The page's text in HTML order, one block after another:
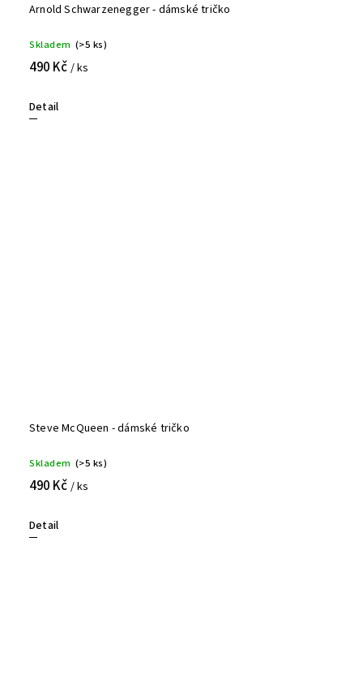
Arnold Schwarzenegger - dámské tričko
Skladem (>5 ks)
490 Kč / ks
Detail
Steve McQueen - dámské tričko
Skladem (>5 ks)
490 Kč / ks
Detail